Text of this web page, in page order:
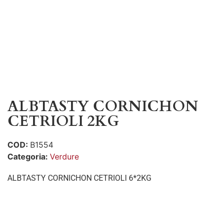
ALBTASTY CORNICHON
CETRIOLI 2KG
COD: B1554
Categoria: Verdure
ALBTASTY CORNICHON CETRIOLI 6*2KG